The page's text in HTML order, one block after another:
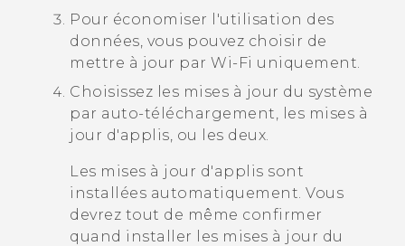
Pour économiser l'utilisation des
données, vous pouvez choisir de
mettre à jour par Wi‍-Fi uniquement.
Choisissez les mises à jour du système
par auto-téléchargement, les mises à
jour d'applis, ou les deux.
Les mises à jour d'applis sont
installées automatiquement. Vous
devrez tout de même confirmer
quand installer les mises à jour du